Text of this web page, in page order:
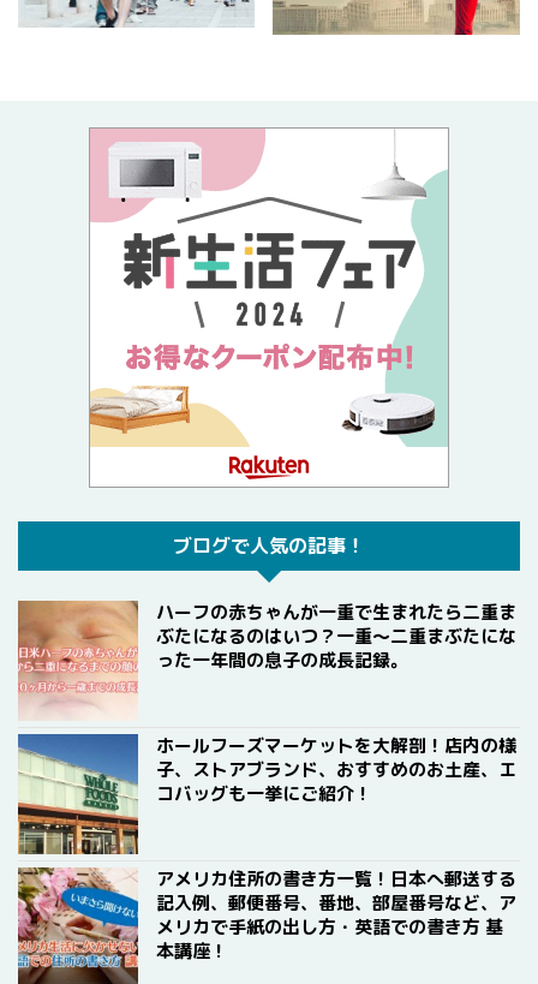
ブログで人気の記事！
ハーフの赤ちゃんが一重で生まれたら二重ま
ぶたになるのはいつ？一重〜二重まぶたにな
った一年間の息子の成長記録。
ホールフーズマーケットを大解剖！店内の様
子、ストアブランド、おすすめのお土産、エ
コバッグも一挙にご紹介！
アメリカ住所の書き方一覧！日本へ郵送する
記入例、郵便番号、番地、部屋番号など、ア
メリカで手紙の出し方・英語での書き方 基
本講座！